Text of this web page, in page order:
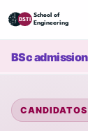
BSc